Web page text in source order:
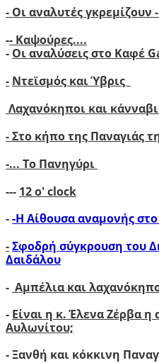
- Οι αναλυτές γκρεμίζουν
-- Καψούρες....
- Οι αναλύσεις στο Καφέ
- Ντεϊσμός και Ύβρις
Λαχανόκηποι και
- Στο κήπο της Παναγιάς
-... Το Πανηγύρι
--- 12 ο' clock
--Η Αίθουσα αναμονής
-Σφοδρή σύγκρουση του
Δαιδάλου
- Αμπέλια και
- Είναι η κ. Έλενα Ζέρβα η
Αυλωνίτου;
- Ξανθή και κόκκινη